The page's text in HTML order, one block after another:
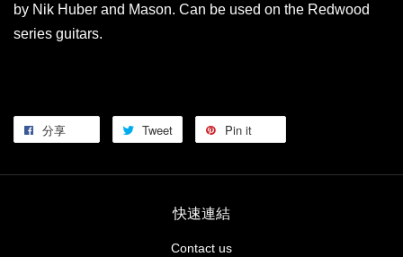
by Nik Huber and Mason. Can be used on the Redwood
series guitars.
分享 Tweet Pin it
快速連結
Contact us